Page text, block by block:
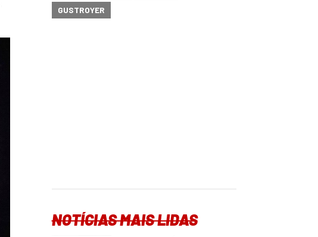
GUSTROYER
NOTÍCIAS MAIS LIDAS